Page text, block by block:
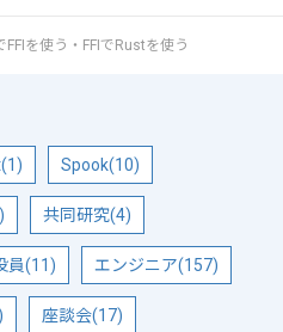
FFIを使う・FFIでRustを使う
Spook(10)
共同研究(4)
員(11) エンジニア(157)
座談会(17)